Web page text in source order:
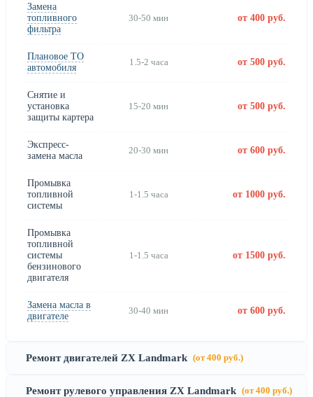
Замена
топливного
фильтра
30-50 мин от 400 руб.
Плановое ТО
автомобиля
1.5-2 часа от 500 руб.
Снятие и
установка
защиты картера
15-20 мин от 500 руб.
Экспресс-
замена масла
20-30 мин от 600 руб.
Промывка
топливной
системы
1-1.5 часа от 1000 руб.
Промывка
топливной
системы
бензинового
двигателя
1-1.5 часа от 1500 руб.
Замена масла в
двигателе
30-40 мин от 600 руб.
Ремонт двигателей ZX Landmark (от 400 руб.)
Ремонт рулевого управления ZX Landmark (от 400 руб.)